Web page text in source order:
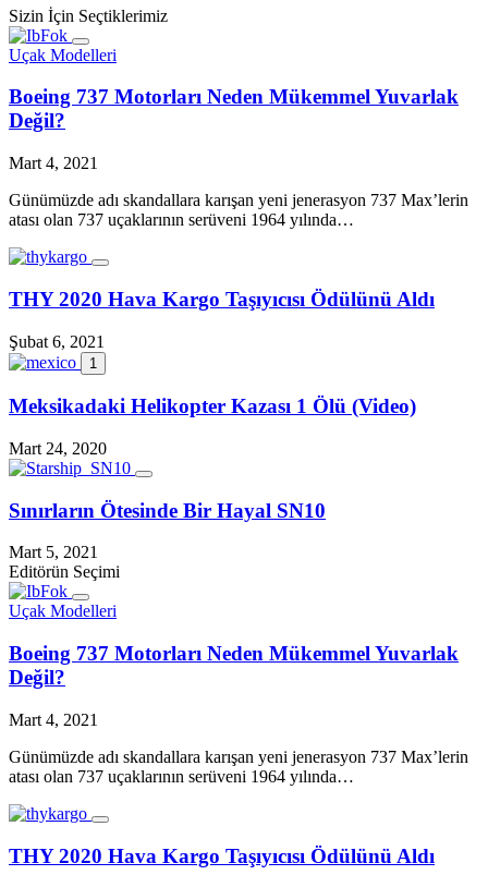
Sizin İçin Seçtiklerimiz
Uçak Modelleri
Boeing 737 Motorları Neden Mükemmel Yuvarlak
Değil?
Mart 4, 2021
Günümüzde adı skandallara karışan yeni jenerasyon 737 Max’lerin
atası olan 737 uçaklarının serüveni 1964 yılında…
THY 2020 Hava Kargo Taşıyıcısı Ödülünü Aldı
Şubat 6, 2021
1
Meksikadaki Helikopter Kazası 1 Ölü (Video)
Mart 24, 2020
Sınırların Ötesinde Bir Hayal SN10
Mart 5, 2021
Editörün Seçimi
Uçak Modelleri
Boeing 737 Motorları Neden Mükemmel Yuvarlak
Değil?
Mart 4, 2021
Günümüzde adı skandallara karışan yeni jenerasyon 737 Max’lerin
atası olan 737 uçaklarının serüveni 1964 yılında…
THY 2020 Hava Kargo Taşıyıcısı Ödülünü Aldı